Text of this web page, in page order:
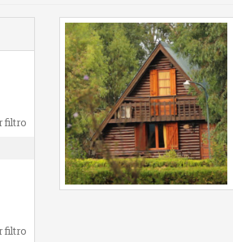
filtro
filtro